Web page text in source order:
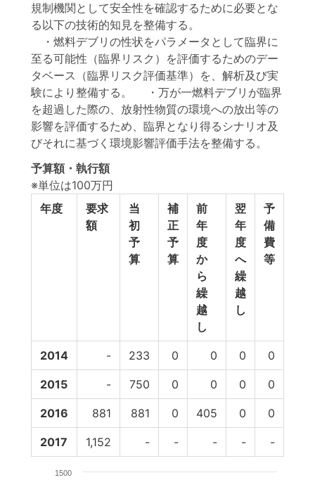
規制機関として安全性を確認するために必要とな
る以下の技術的知見を整備する。
・燃料デブリの性状をパラメータとして臨界に
至る可能性（臨界リスク）を評価するためのデー
タベース（臨界リスク評価基準）を、解析及び実
験により整備する。 ・万が一燃料デブリが臨界
を超過した際の、放射性物質の環境への放出等の
影響を評価するため、臨界となり得るシナリオ及
びそれに基づく環境影響評価手法を整備する。
予算額・執行額
※単位は100万円
年度
要求
額
当
初
予
算
補
正
予
算
前
年
度
か
ら
繰
越
し
翌
年
度
へ
繰
越
し
予
備
費
等
2014 - 233 0 0 0 0
2015 - 750 0 0 0 0
2016 881 881 0 405 0 0
2017 1,152 - - - - -
1500